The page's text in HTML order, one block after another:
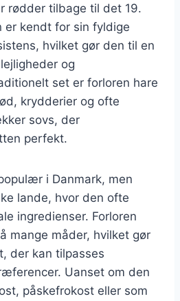
rødder tilbage til det 19.
er kendt for sin fyldige
hvilket gør den til en
og
set er forloren hare
krydderier og ofte
sovs, der
perfekt.
i Danmark, men
lande, hvor den ofte
ingredienser. Forloren
mange måder, hvilket gør
der kan tilpasses
Uanset om den
påskefrokost eller som